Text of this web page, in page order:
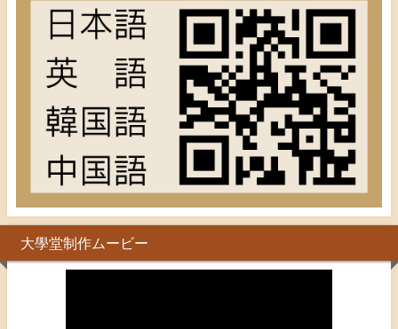
大學堂制作ムービー